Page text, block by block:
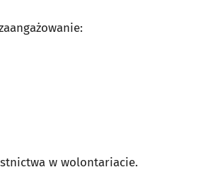
w wolontariacie.